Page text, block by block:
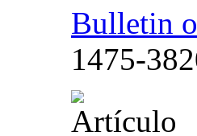
Bulletin
1475-